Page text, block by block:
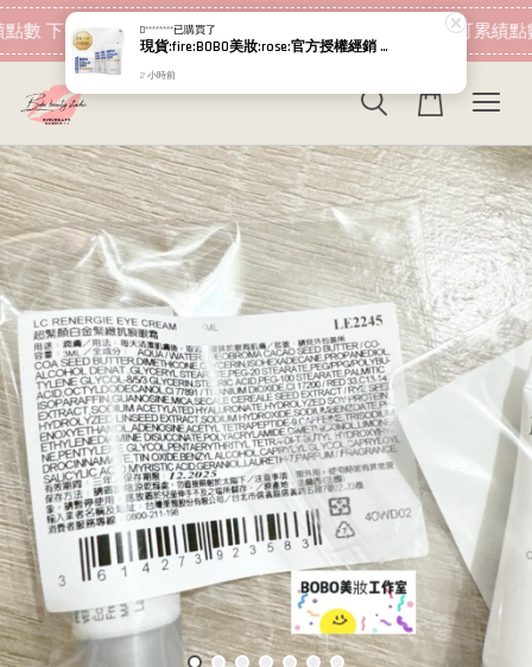
數 下筆消費即可折抵 現在去購物！ 加入會員 消費即可累績點
D********已購買了
現貨:fire:BOBO美妝:rose:官方授權經銷 日本NIPPI 日本製100%純膠原蛋白胜肽白金版 1盒3袋(附5g湯匙) 易吸收
2 小時前